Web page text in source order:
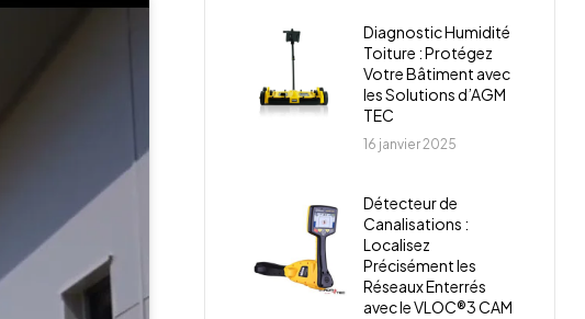
Diagnostic Humidité
Toiture : Protégez
Votre Bâtiment avec
les Solutions d’AGM
TEC
16 janvier 2025
Détecteur de
Canalisations :
Localisez
Précisément les
Réseaux Enterrés
avec le VLOC®3 CAM